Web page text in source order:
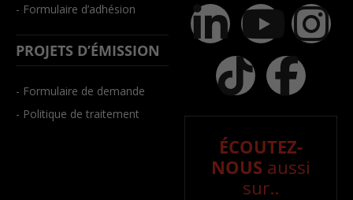
- Formulaire d’adhésion
PROJETS D’ÉMISSION
- Formulaire de demande
- Politique de traitement
ÉCOUTEZ-
NOUS aussi
sur..